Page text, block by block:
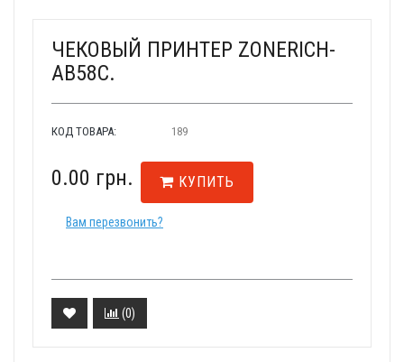
ЧЕКОВЫЙ ПРИНТЕР ZONERICH-
AB58C.
КОД ТОВАРА: 189
0.00 грн. КУПИТЬ
Вам перезвонить?
(0)